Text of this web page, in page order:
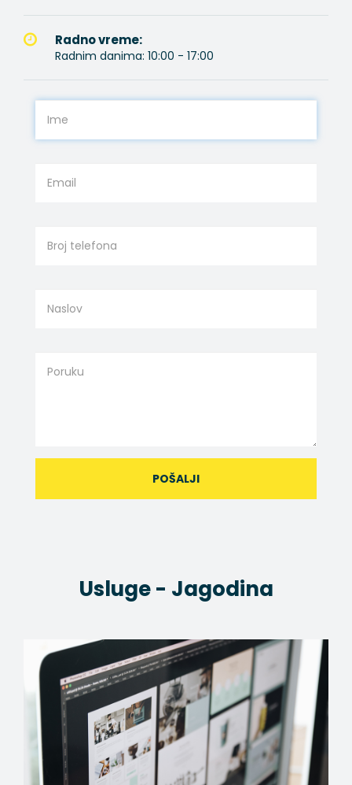
Radno vreme:
Radnim danima: 10:00 - 17:00
POŠALJI
Usluge - Jagodina